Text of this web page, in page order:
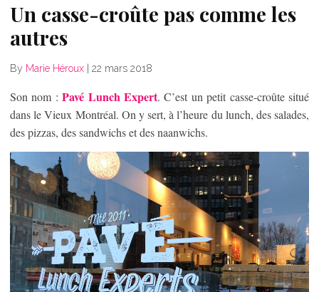
Un casse-croûte pas comme les
autres
By Marie Héroux 22 mars 2018
Son nom :Pavé Lunch Expert. C’est un petit casse-croûte situé
dans le Vieux Montréal. On y sert, à l’heure du lunch, des salades,
des pizzas, des sandwichs et des naanwichs.